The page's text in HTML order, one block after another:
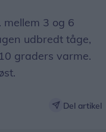
3 og 6
udbredt tåge,
graders varme.
Del artikel